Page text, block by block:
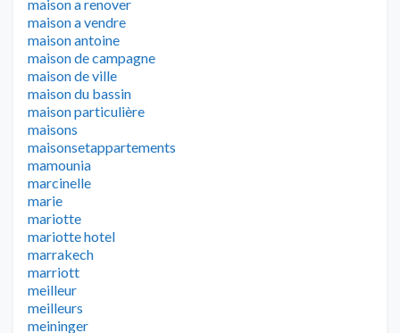
maison a renover
maison a vendre
maison antoine
maison de campagne
maison de ville
maison du bassin
maison particulière
maisons
maisonsetappartements
mamounia
marcinelle
marie
mariotte
mariotte hotel
marrakech
marriott
meilleur
meilleurs
meininger